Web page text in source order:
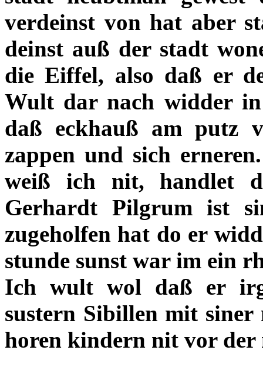
verdeinst von hat aber
deinst auß der stadt
die Eiffel, also daß er
Wult dar nach widder
daß eckhauß am putz
zappen und sich
weiß ich nit, handlet
Gerhardt Pilgrum ist
zugeholfen hat do er
stunde sunst war im ein
Ich wult wol daß er
sustern Sibillen mit siner
horen kindern nit vor der